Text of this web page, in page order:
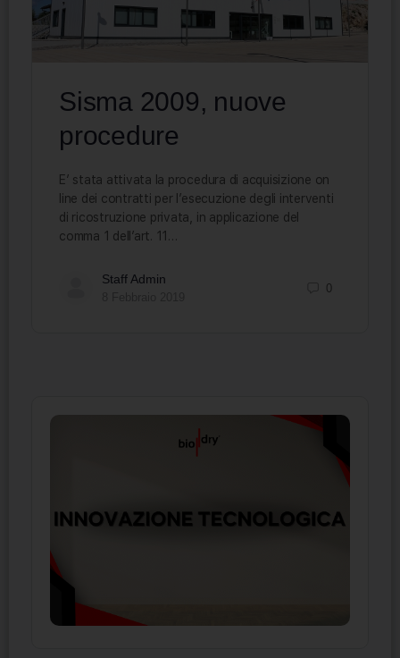
Sisma 2009, nuove
procedure
E’ stata attivata la procedura di acquisizione on
line dei contratti per l’esecuzione degli interventi
di ricostruzione privata, in applicazione del
comma 1 dell’art. 11…
Staff Admin
0